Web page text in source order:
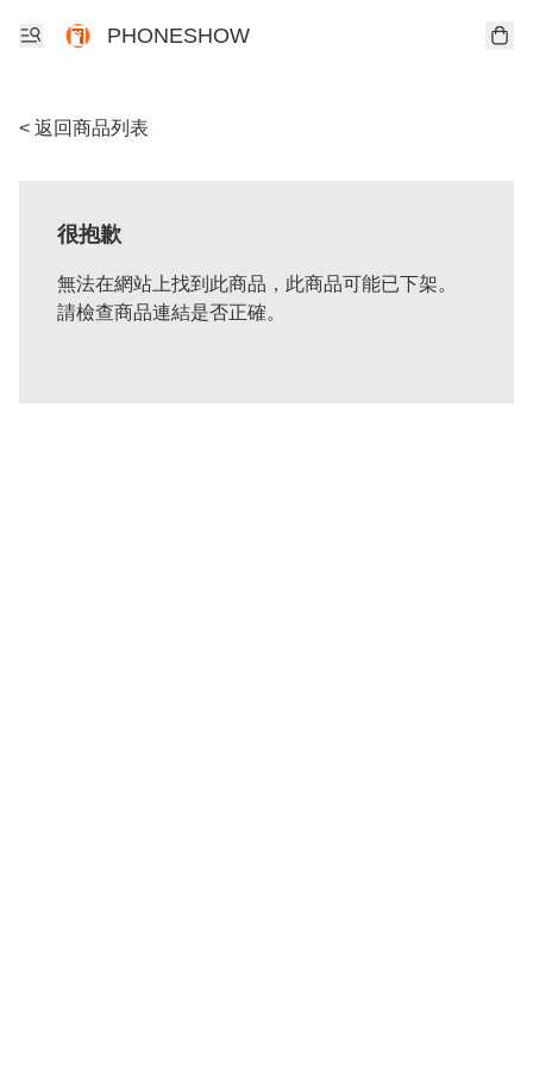
PHONESHOW
< 返回商品列表
很抱歉
無法在網站上找到此商品，此商品可能已下架。
請檢查商品連結是否正確。